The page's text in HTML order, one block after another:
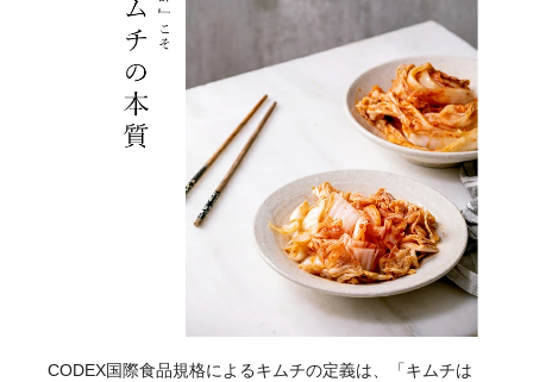
CODEX国際食品規格によるキムチの定義は、「キムチは